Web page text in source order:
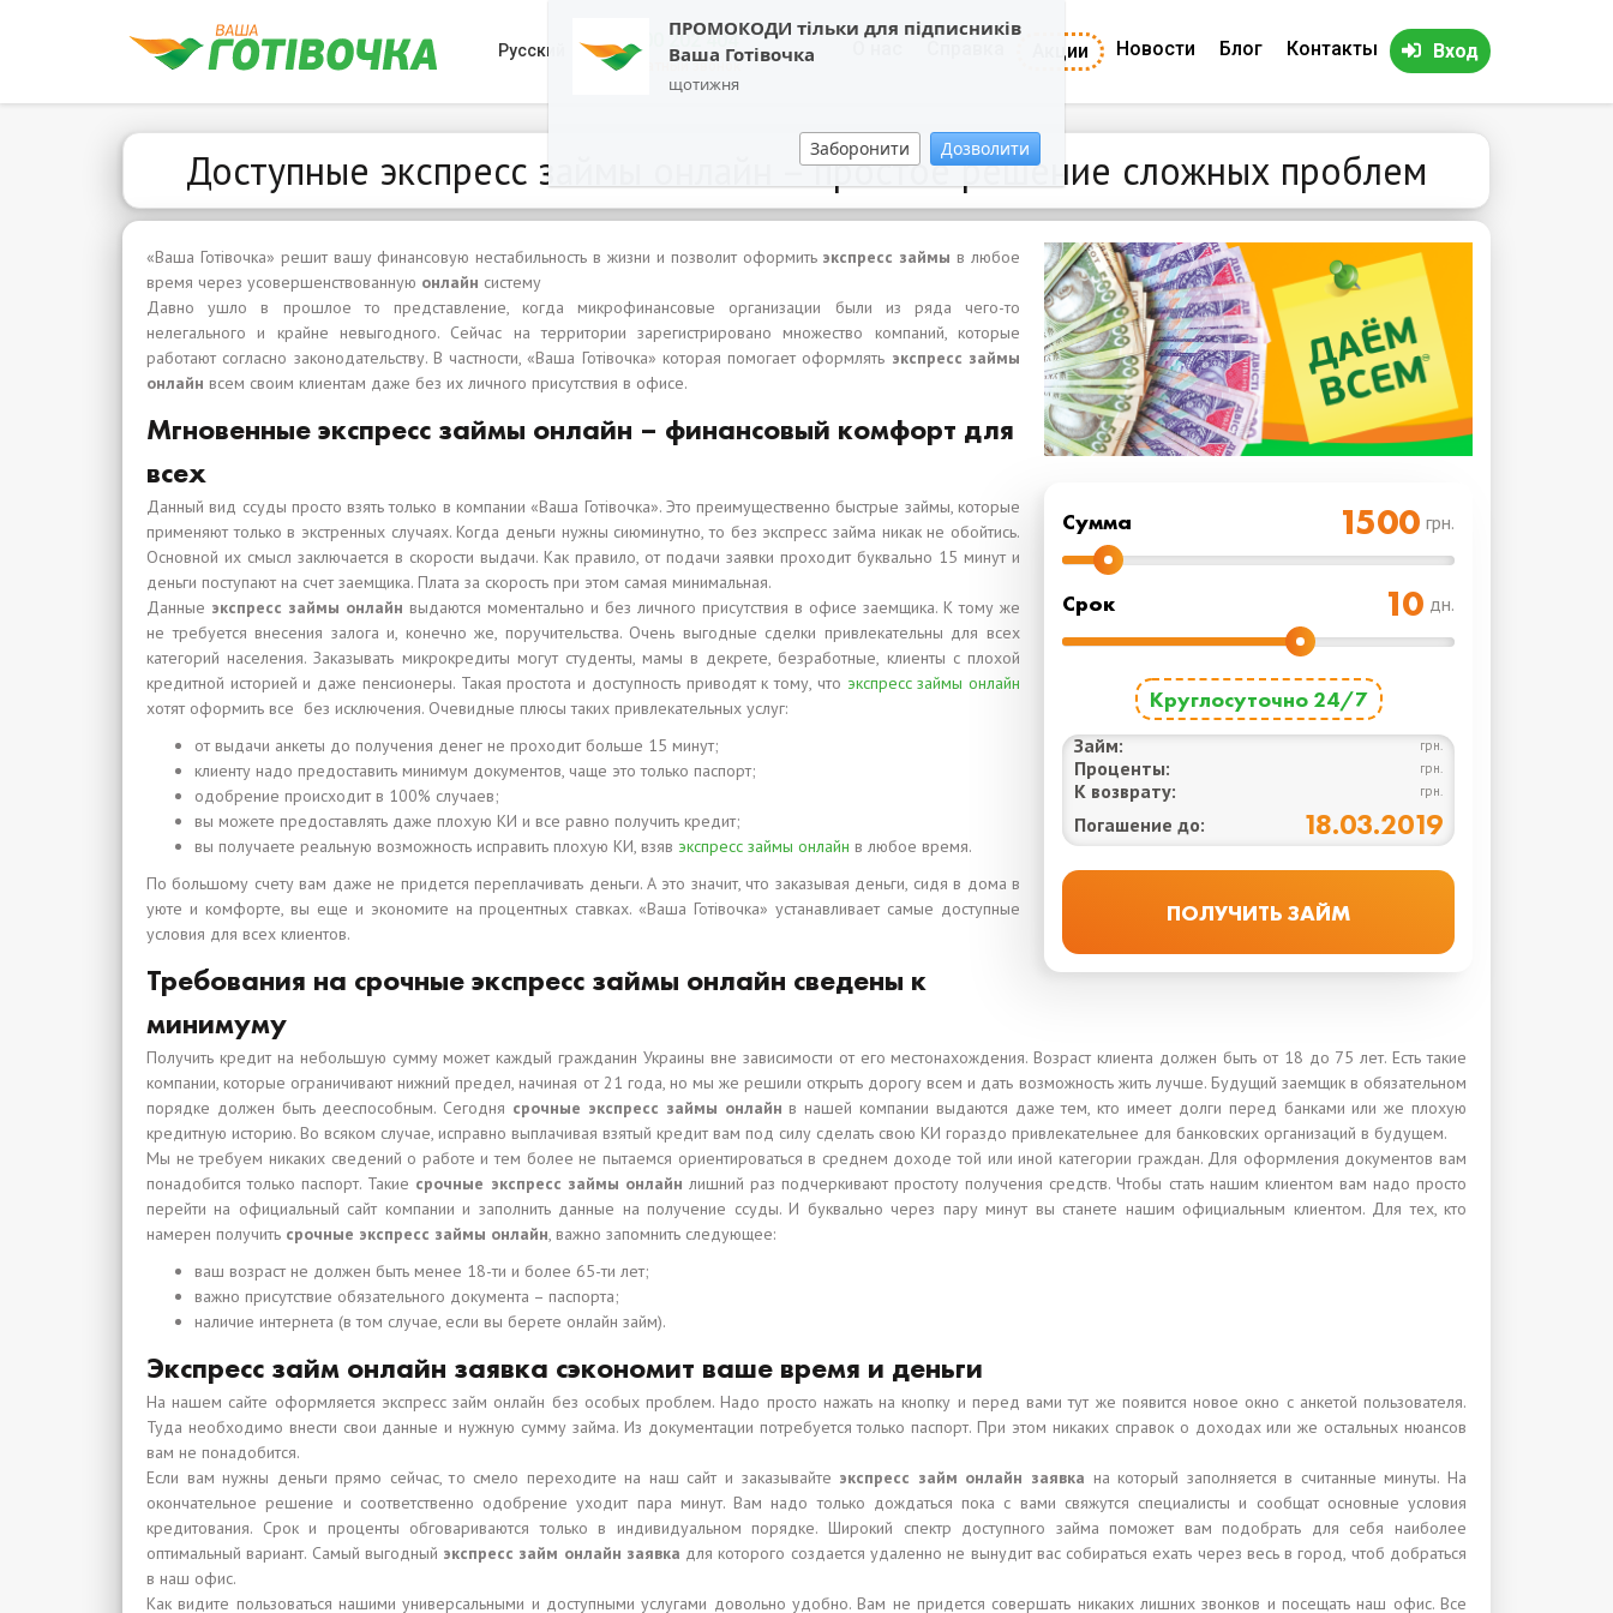
ПРОМОКОДИ тільки для підписників
Ваша Готівочка
щотижня
Заборонити Дозволити
Русский 0800 202 404
Обратный звонок
Акции Новости Блог Контакты Вход
Доступные экспресс займы онлайн – простое решение сложных проблем
Cумма грн.
Срок дн.
Круглосуточно 24/7
Займ: грн.
Проценты: грн.
К возврату: грн.
Погашение до: 18.03.2019
«Ваша Готівочка» решит вашу финансовую нестабильность в жизни и позволит оформить экспресс займы в любое
время через усовершенствованную онлайн систему
Давно ушло в прошлое то представление, когда микрофинансовые организации были из ряда чего-то
нелегального и крайне невыгодного. Сейчас на территории зарегистрировано множество компаний, которые
работают согласно законодательству. В частности, «Ваша Готівочка» которая помогает оформлять экспресс займы
онлайн всем своим клиентам даже без их личного присутствия в офисе.
Мгновенные экспресс займы онлайн – финансовый комфорт для
всех
Данный вид ссуды просто взять только в компании «Ваша Готівочка». Это преимущественно быстрые займы, которые
применяют только в экстренных случаях. Когда деньги нужны сиюминутно, то без экспресс займа никак не обойтись.
Основной их смысл заключается в скорости выдачи. Как правило, от подачи заявки проходит буквально 15 минут и
деньги поступают на счет заемщика. Плата за скорость при этом самая минимальная.
Данные экспресс займы онлайн выдаются моментально и без личного присутствия в офисе заемщика. К тому же
не требуется внесения залога и, конечно же, поручительства. Очень выгодные сделки привлекательны для всех
категорий населения. Заказывать микрокредиты могут студенты, мамы в декрете, безработные, клиенты с плохой
кредитной историей и даже пенсионеры. Такая простота и доступность приводят к тому, что экспресс займы онлайн
хотят оформить все без исключения. Очевидные плюсы таких привлекательных услуг:
от выдачи анкеты до получения денег не проходит больше 15 минут;
клиенту надо предоставить минимум документов, чаще это только паспорт;
одобрение происходит в 100% случаев;
вы можете предоставлять даже плохую КИ и все равно получить кредит;
вы получаете реальную возможность исправить плохую КИ, взяв экспресс займы онлайн в любое время.
По большому счету вам даже не придется переплачивать деньги. А это значит, что заказывая деньги, сидя в дома в
уюте и комфорте, вы еще и экономите на процентных ставках. «Ваша Готівочка» устанавливает самые доступные
условия для всех клиентов.
Требования на срочные экспресс займы онлайн сведены к
минимуму
Получить кредит на небольшую сумму может каждый гражданин Украины вне зависимости от его местонахождения. Возраст клиента должен быть от 18 до 75 лет. Есть такие
компании, которые ограничивают нижний предел, начиная от 21 года, но мы же решили открыть дорогу всем и дать возможность жить лучше. Будущий заемщик в обязательном
порядке должен быть дееспособным. Сегодня срочные экспресс займы онлайн в нашей компании выдаются даже тем, кто имеет долги перед банками или же плохую
кредитную историю. Во всяком случае, исправно выплачивая взятый кредит вам под силу сделать свою КИ гораздо привлекательнее для банковских организаций в будущем.
Мы не требуем никаких сведений о работе и тем более не пытаемся ориентироваться в среднем доходе той или иной категории граждан. Для оформления документов вам
понадобится только паспорт. Такие срочные экспресс займы онлайн лишний раз подчеркивают простоту получения средств. Чтобы стать нашим клиентом вам надо просто
перейти на официальный сайт компании и заполнить данные на получение ссуды. И буквально через пару минут вы станете нашим официальным клиентом. Для тех, кто
намерен получить срочные экспресс займы онлайн, важно запомнить следующее:
ваш возраст не должен быть менее 18-ти и более 65-ти лет;
важно присутствие обязательного документа – паспорта;
наличие интернета (в том случае, если вы берете онлайн займ).
Экспресс займ онлайн заявка сэкономит ваше время и деньги
На нашем сайте оформляется экспресс займ онлайн без особых проблем. Надо просто нажать на кнопку и перед вами тут же появится новое окно с анкетой пользователя.
Туда необходимо внести свои данные и нужную сумму займа. Из документации потребуется только паспорт. При этом никаких справок о доходах или же остальных нюансов
вам не понадобится.
Если вам нужны деньги прямо сейчас, то смело переходите на наш сайт и заказывайте экспресс займ онлайн заявка на который заполняется в считанные минуты. На
окончательное решение и соответственно одобрение уходит пара минут. Вам надо только дождаться пока с вами свяжутся специалисты и сообщат основные условия
кредитования. Срок и проценты обговариваются только в индивидуальном порядке. Широкий спектр доступного займа поможет вам подобрать для себя наиболее
оптимальный вариант. Самый выгодный экспресс займ онлайн заявка для которого создается удаленно не вынудит вас собираться ехать через весь в город, чтоб добраться
в наш офис.
Как видите пользоваться нашими универсальными и доступными услугами довольно удобно. Вам не придется совершать никаких лишних звонков и посещать наш офис. Все